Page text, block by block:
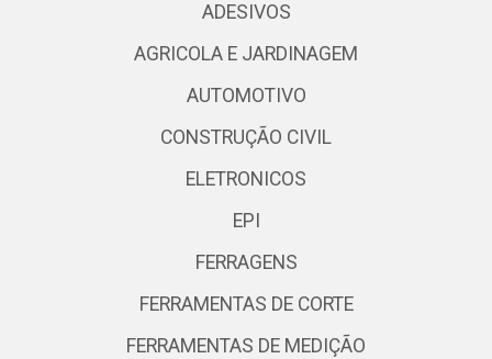
ADESIVOS
AGRICOLA E JARDINAGEM
AUTOMOTIVO
CONSTRUÇÃO CIVIL
ELETRONICOS
EPI
FERRAGENS
FERRAMENTAS DE CORTE
FERRAMENTAS DE MEDIÇÃO